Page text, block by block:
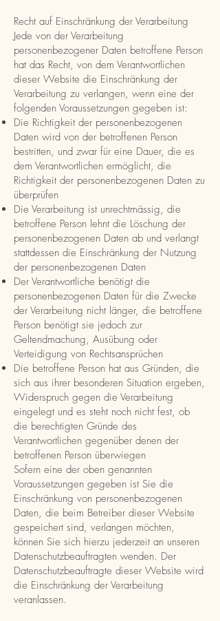
Recht auf Einschränkung der Verarbeitung
Jede von der Verarbeitung
personenbezogener Daten betroffene Person
hat das Recht, von dem Verantwortlichen
dieser Website die Einschränkung der
Verarbeitung zu verlangen, wenn eine der
folgenden Voraussetzungen gegeben ist:
Die Richtigkeit der personenbezogenen
Daten wird von der betroffenen Person
bestritten, und zwar für eine Dauer, die es
dem Verantwortlichen ermöglicht, die
Richtigkeit der personenbezogenen Daten zu
überprüfen
Die Verarbeitung ist unrechtmässig, die
betroffene Person lehnt die Löschung der
personenbezogenen Daten ab und verlangt
stattdessen die Einschränkung der Nutzung
der personenbezogenen Daten
Der Verantwortliche benötigt die
personenbezogenen Daten für die Zwecke
der Verarbeitung nicht länger, die betroffene
Person benötigt sie jedoch zur
Geltendmachung, Ausübung oder
Verteidigung von Rechtsansprüchen
Die betroffene Person hat aus Gründen, die
sich aus ihrer besonderen Situation ergeben,
Widerspruch gegen die Verarbeitung
eingelegt und es steht noch nicht fest, ob
die berechtigten Gründe des
Verantwortlichen gegenüber denen der
betroffenen Person überwiegen
Sofern eine der oben genannten
Voraussetzungen gegeben ist Sie die
Einschränkung von personenbezogenen
Daten, die beim Betreiber dieser Website
gespeichert sind, verlangen möchten,
können Sie sich hierzu jederzeit an unseren
Datenschutzbeauftragten wenden. Der
Datenschutzbeauftragte dieser Website wird
die Einschränkung der Verarbeitung
veranlassen.